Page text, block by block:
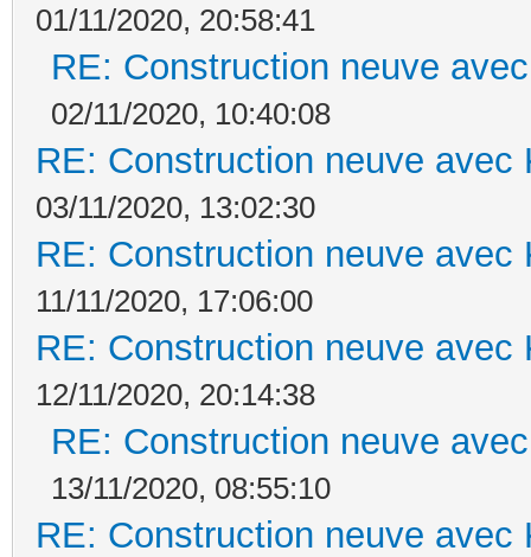
01/11/2020, 20:58:41
RE: Construction neuve
02/11/2020, 10:40:08
RE: Construction neuve avec
03/11/2020, 13:02:30
RE: Construction neuve avec
11/11/2020, 17:06:00
RE: Construction neuve avec
12/11/2020, 20:14:38
RE: Construction neuve
13/11/2020, 08:55:10
RE: Construction neuve avec